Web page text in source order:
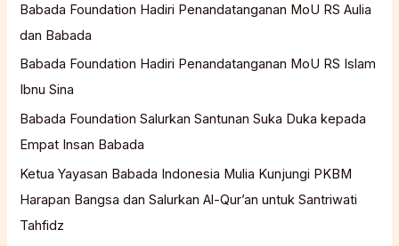
Babada Foundation Hadiri Penandatanganan MoU RS Aulia
dan Babada
Babada Foundation Hadiri Penandatanganan MoU RS Islam
Ibnu Sina
Babada Foundation Salurkan Santunan Suka Duka kepada
Empat Insan Babada
Ketua Yayasan Babada Indonesia Mulia Kunjungi PKBM
Harapan Bangsa dan Salurkan Al-Qur’an untuk Santriwati
Tahfidz